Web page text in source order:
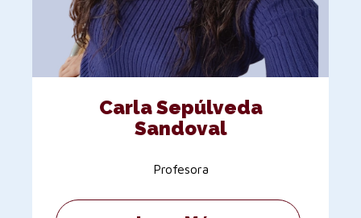
Carla Sepúlveda
Sandoval
Profesora